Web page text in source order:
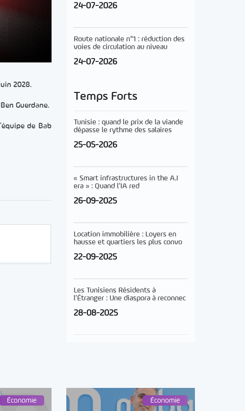
2028.
Guerdane.
de Bab
24-07-2026
Route nationale n°1 : réduction des
voies de circulation au niveau
24-07-2026
Temps Forts
Tunisie : quand le prix de la viande
dépasse le rythme des salaires
25-05-2026
« Smart infrastructures in the A.I
era » : Quand l’IA red
26-09-2025
Location immobilière : Loyers en
hausse et quartiers les plus convo
22-09-2025
Les Tunisiens Résidents à
l’Étranger : Une diaspora à reconnec
28-08-2025
Économie Économie